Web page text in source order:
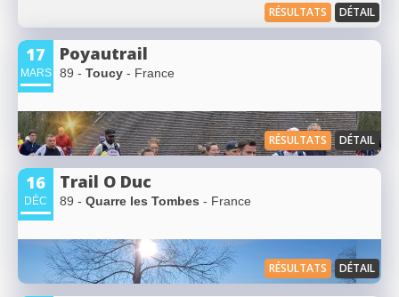
RÉSULTATS DÉTAIL
17
MARS
Poyautrail
89 - Toucy - France
RÉSULTATS DÉTAIL
16
DÉC
Trail O Duc
89 - Quarre les Tombes - France
RÉSULTATS DÉTAIL